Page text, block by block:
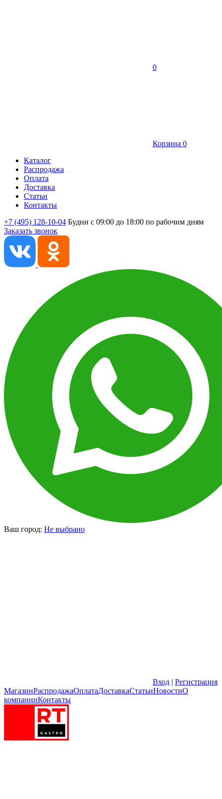
0
Корзина 0
Каталог
Распродажа
Оплата
Доставка
Статьи
Контакты
+7 (495) 128-10-04 Будни с 09:00 до 18:00 по рабочим дням
Заказать звонок
Ваш город: Не выбрано
Вход | Регистрация
МагазинРаспродажаОплатаДоставкаСтатьиНовостиО
компанииКонтакты